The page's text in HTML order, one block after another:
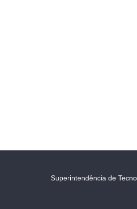
Superintendência de